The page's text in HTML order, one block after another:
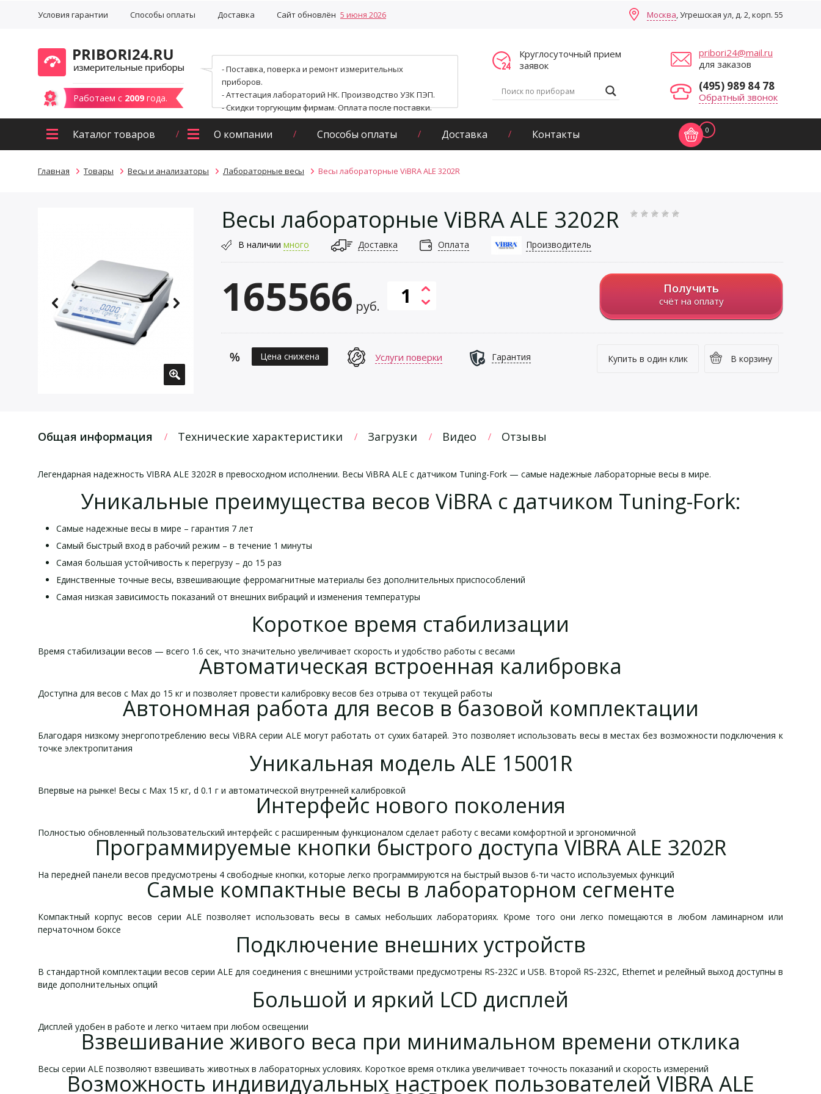
Условия гарантии Способы оплаты Доставка Сайт обновлён 5 июня 2026 Москва, Угрешская ул, д. 2, корп. 55
Работаем с 2009 года.
- Поставка, поверка и ремонт измерительных
приборов.
- Аттестация лабораторий НК. Производство УЗК ПЭП.
- Скидки торгующим фирмам. Оплата после поставки.
Круглосуточный прием
заявок
pribori24@mail.ru
для заказов
(495) 989 84 78
Обратный звонок
Каталог товаров О компании Способы оплаты Доставка Контакты 0
Главная Товары Весы и анализаторы Лабораторные весы Весы лабораторные ViBRA ALE 3202R
Весы лабораторные ViBRA ALE 3202R
В наличии много Доставка Оплата Производитель
165566 руб.
Получить
счёт на оплату
В корзину
Купить в один клик
Цена снижена Услуги поверки Гарантия
Общая информация Технические характеристики Загрузки Видео Отзывы
Легендарная надежность VIBRA ALE 3202R в превосходном исполнении. Весы ViBRA ALE с датчиком Tuning-Fork — самые надежные лабораторные весы в мире.
Уникальные преимущества весов ViBRA с датчиком Tuning-Fork:
Самые надежные весы в мире – гарантия 7 лет
Самый быстрый вход в рабочий режим – в течение 1 минуты
Самая большая устойчивость к перегрузу – до 15 раз
Единственные точные весы, взвешивающие ферромагнитные материалы без дополнительных приспособлений
Самая низкая зависимость показаний от внешних вибраций и изменения температуры
Короткое время стабилизации
Время стабилизации весов — всего 1.6 сек, что значительно увеличивает скорость и удобство работы с весами
Автоматическая встроенная калибровка
Доступна для весов с Mах до 15 кг и позволяет провести калибровку весов без отрыва от текущей работы
Автономная работа для весов в базовой комплектации
Благодаря низкому энергопотреблению весы ViBRA серии ALE могут работать от сухих батарей. Это позволяет использовать весы в местах без возможности подключения к
точке электропитания
Уникальная модель ALE 15001R
Впервые на рынке! Весы с Max 15 кг, d 0.1 г и автоматической внутренней калибровкой
Интерфейс нового поколения
Полностью обновленный пользовательский интерфейс с расширенным функционалом сделает работу с весами комфортной и эргономичной
Программируемые кнопки быстрого доступа VIBRA ALE 3202R
На передней панели весов предусмотрены 4 свободные кнопки, которые легко программируются на быстрый вызов 6-ти часто используемых функций
Самые компактные весы в лабораторном сегменте
Компактный корпус весов серии ALE позволяет использовать весы в самых небольших лабораториях. Кроме того они легко помещаются в любом ламинарном или
перчаточном боксе
Подключение внешних устройств
В стандартной комплектации весов серии ALE для соединения с внешними устройствами предусмотрены RS-232C и USB. Второй RS-232C, Ethernet и релейный выход доступны в
виде дополнительных опций
Большой и яркий LCD дисплей
Дисплей удобен в работе и легко читаем при любом освещении
Взвешивание живого веса при минимальном времени отклика
Весы серии ALE позволяют взвешивать животных в лабораторных условиях. Короткое время отклика увеличивает точность показаний и скорость измерений
Возможность индивидуальных настроек пользователей VIBRA ALE